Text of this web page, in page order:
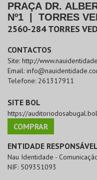
PRAÇA DR.
Nº1
TORRES
2560-284 TORRES
CONTACTOS
Site: http://
Email:
Telefone: 261317911
SITE BOL
https://
COMPRAR
ENTIDADE RESPONSÁVEL
Nau Identidade -
NIF: 509351093